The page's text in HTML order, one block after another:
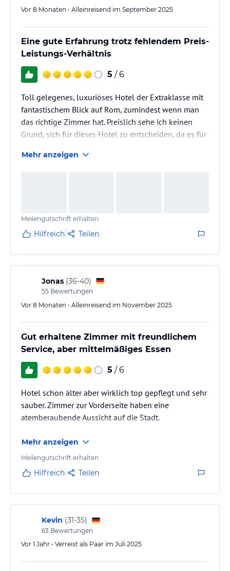
Vor 8 Monaten • Alleinreisend im September 2025
Eine gute Erfahrung trotz fehlendem Preis-
Leistungs-Verhältnis
5 / 6
Toll gelegenes, luxuriöses Hotel der Extraklasse mit
fantastischem Blick auf Rom, zumindest wenn man
das richtige Zimmer hat. Preislich sehe ich keinen
Grund, sich für dieses Hotel zu entscheiden, da es für
Hotels bietet und nur der Name allein den Preis nicht
Mehr anzeigen
Meilengutschrift erhalten
Hilfreich Teilen
Jonas (36-40)
55 Bewertungen
Vor 8 Monaten • Alleinreisend im November 2025
Gut erhaltene Zimmer mit freundlichem
Service, aber mittelmäßiges Essen
5 / 6
Hotel schon älter aber wirklich top gepflegt und sehr
sauber. Zimmer zur Vorderseite haben eine
atemberaubende Aussicht auf die Stadt.
Mehr anzeigen
Meilengutschrift erhalten
Hilfreich Teilen
Kevin (31-35)
63 Bewertungen
Vor 1 Jahr • Verreist als Paar im Juli 2025